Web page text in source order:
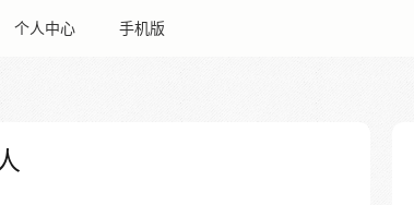
个人中心 手机版